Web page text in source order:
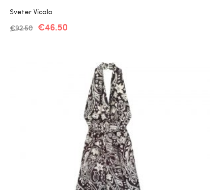
Sveter Vicolo
€92.50 €46.50